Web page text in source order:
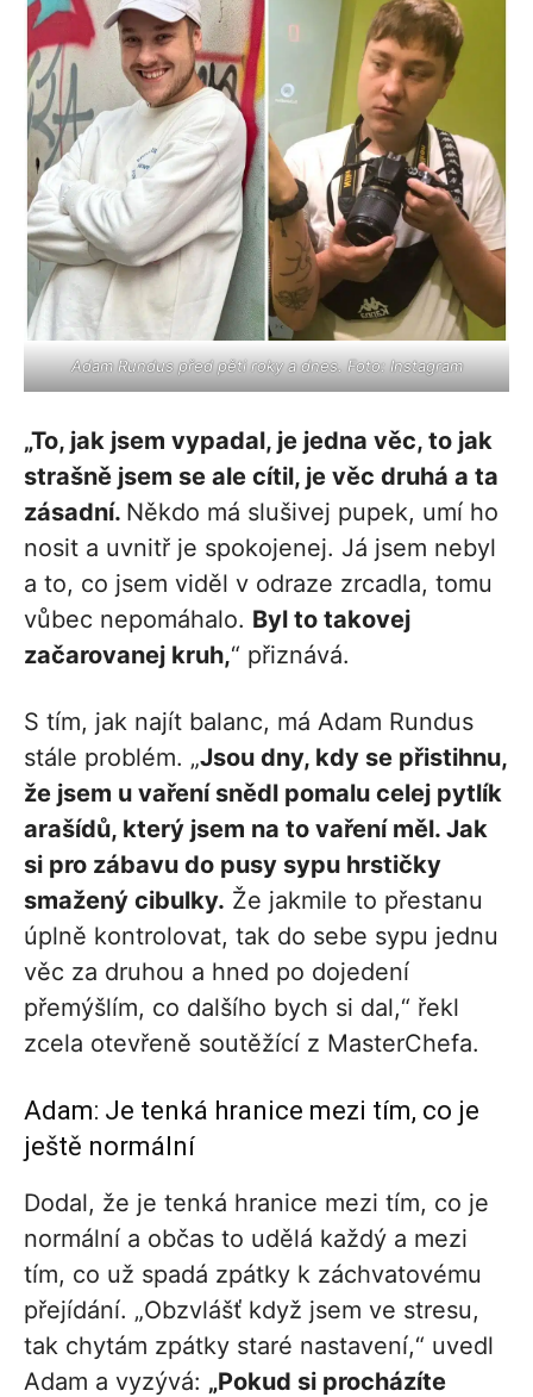
Adam Rundus před pěti roky a dnes. Foto: Instagram
„To, jak jsem vypadal, je jedna věc, to jak
strašně jsem se ale cítil, je věc druhá a ta
zásadní. Někdo má slušivej pupek, umí ho
nosit a uvnitř je spokojenej. Já jsem nebyl
a to, co jsem viděl v odraze zrcadla, tomu
vůbec nepomáhalo. Byl to takovej
začarovanej kruh,“ přiznává.
S tím, jak najít balanc, má Adam Rundus
stále problém. „Jsou dny, kdy se přistihnu,
že jsem u vaření snědl pomalu celej pytlík
arašídů, který jsem na to vaření měl. Jak
si pro zábavu do pusy sypu hrstičky
smažený cibulky. Že jakmile to přestanu
úplně kontrolovat, tak do sebe sypu jednu
věc za druhou a hned po dojedení
přemýšlím, co dalšího bych si dal,“ řekl
zcela otevřeně soutěžící z MasterChefa.
Adam: Je tenká hranice mezi tím, co je
ještě normální
Dodal, že je tenká hranice mezi tím, co je
normální a občas to udělá každý a mezi
tím, co už spadá zpátky k záchvatovému
přejídání. „Obzvlášť když jsem ve stresu,
tak chytám zpátky staré nastavení,“ uvedl
Adam a vyzývá: „Pokud si procházíte